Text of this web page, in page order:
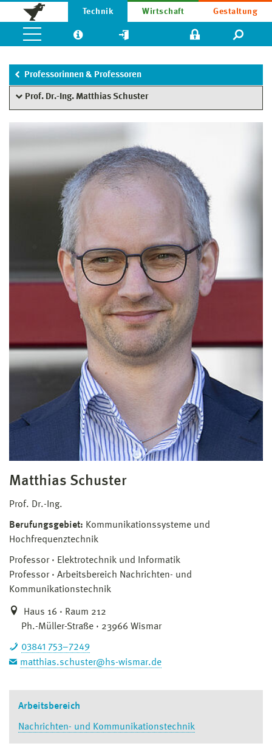
Technik Wirtschaft Gestaltung
Professorinnen & Professoren
Prof. Dr.-Ing. Matthias Schuster
Matthias Schuster
Prof. Dr.-Ing.
Berufungsgebiet: Kommunikationssysteme und
Hochfrequenztechnik
Professor
Elektrotechnik und Informatik
Professor
Arbeitsbereich Nachrichten- und
Kommunikationstechnik
Haus 16 · Raum 212
Ph.-Müller-Straße · 23966 Wismar
03841 753–7249
matthias.schuster@hs-wismar.de
Arbeitsbereich
Nachrichten- und Kommunikationstechnik